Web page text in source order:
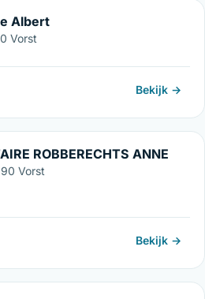
Albert
Vorst
Bekijk →
ROBBERECHTS ANNE
Vorst
Bekijk →